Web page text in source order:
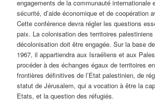
engagements de la communauté internationale
sécurité, d’aide économique et de coopération
Cette conférence devra régler les questions
paix. La colonisation des territoires
décolonisation doit être engagée. Sur la base
1967, il appartiendra aux Israéliens et aux
procéder à des échanges égaux de territoires
frontières définitives de l’Etat palestinien, de
statut de Jérusalem, qui a vocation à être la
Etats, et la question des réfugiés.